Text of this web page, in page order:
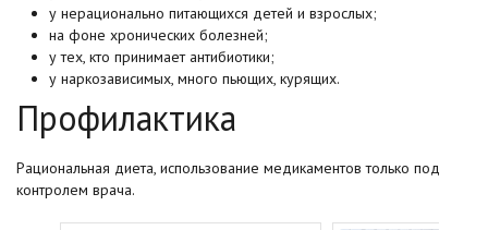
у нерационально питающихся детей и взрослых;
на фоне хронических болезней;
у тех, кто принимает антибиотики;
у наркозависимых, много пьющих, курящих.
Профилактика
Рациональная диета, использование медикаментов только под
контролем врача.